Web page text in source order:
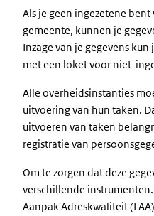
Als je geen ingezetene
gemeente, kunnen je
Inzage van je gegevens
met een loket voor niet-
Alle overheidsinstanties
uitvoering van hun taken.
uitvoeren van taken
registratie van
Om te zorgen dat deze
verschillende
Aanpak Adreskwaliteit